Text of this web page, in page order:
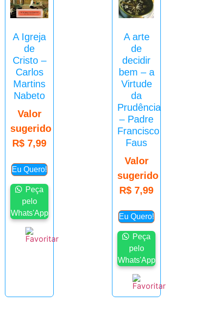
A Igreja
de
Cristo –
Carlos
Martins
Nabeto
Valor
sugerido
R$ 7,99
Eu Quero!
Peça
pelo
Whats'App
A arte
de
decidir
bem – a
Virtude
da
Prudência
– Padre
Francisco
Faus
Valor
sugerido
R$ 7,99
Eu Quero!
Peça
pelo
Whats'App